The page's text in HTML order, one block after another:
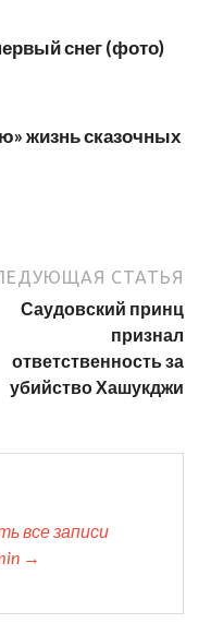
снег (фото)
жизнь сказочных
СТАТЬЯ
Саудовский принц
признал
ответственность за
убийство Хашукджи
все записи
→